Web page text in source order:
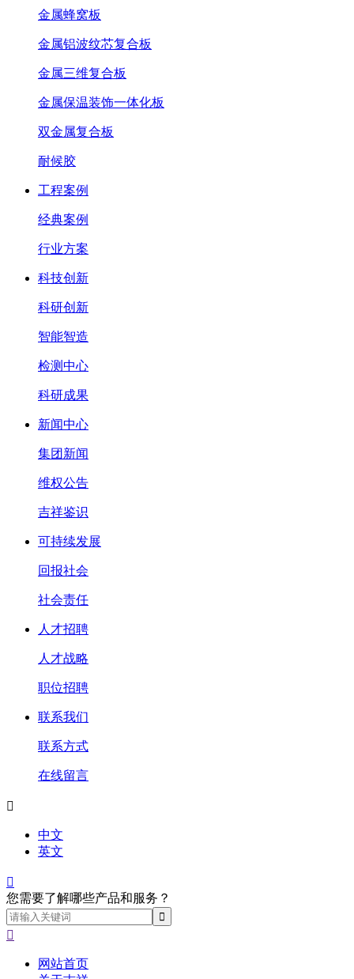
金属蜂窝板
金属铝波纹芯复合板
金属三维复合板
金属保温装饰一体化板
双金属复合板
耐候胶
工程案例
经典案例
行业方案
科技创新
科研创新
智能智造
检测中心
科研成果
新闻中心
集团新闻
维权公告
吉祥鉴识
可持续发展
回报社会
社会责任
人才招聘
人才战略
职位招聘
联系我们
联系方式
在线留言

中文
英文

您需要了解哪些产品和服务？

网站首页